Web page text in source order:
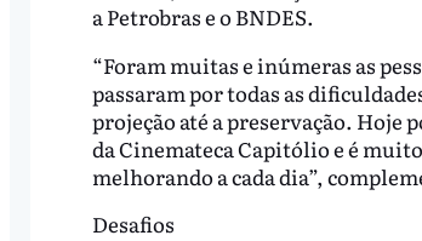
a Petrobras e o BNDES.
“Foram muitas e inúmeras as
passaram por todas as
projeção até a preservação. Hoje
da Cinemateca Capitólio e é
melhorando a cada dia”,
Desafios